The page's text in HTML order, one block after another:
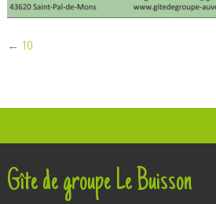
← 10
Gîte de groupe Le Buisson